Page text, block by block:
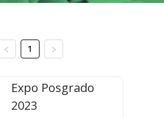
1
Expo Posgrado
2023